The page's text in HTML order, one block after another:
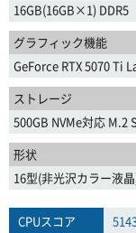
16GB(16GB×1) DDR5
グラフィック機能
GeForce RTX 5070 Ti
ストレージ
500GB NVMe対応 M.2
形状
16型(非光沢カラー液
CPUスコア